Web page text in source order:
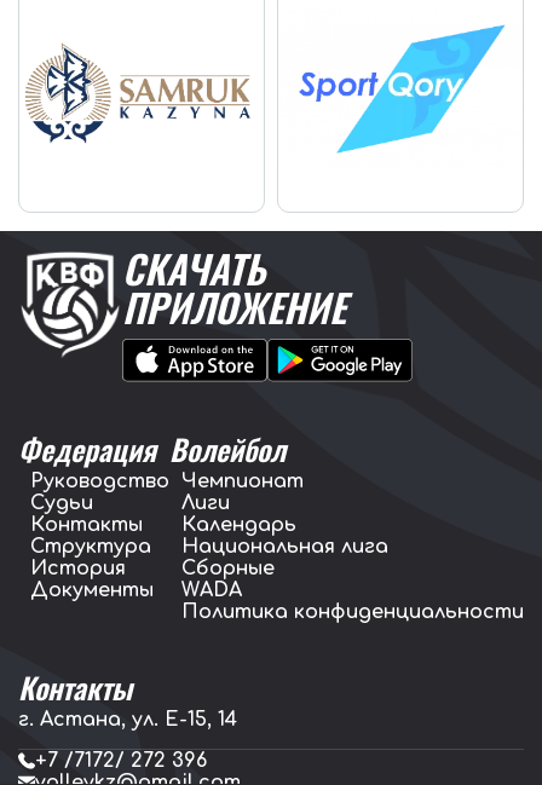
СКАЧАТЬ
ПРИЛОЖЕНИЕ
Федерация
Руководство
Судьи
Контакты
Структура
История
Документы
Волейбол
Чемпионат
Лиги
Календарь
Национальная лига
Сборные
WADA
Политика конфиденциальности
Контакты
г. Астана, ул. E-15, 14
+7 /7172/ 272 396